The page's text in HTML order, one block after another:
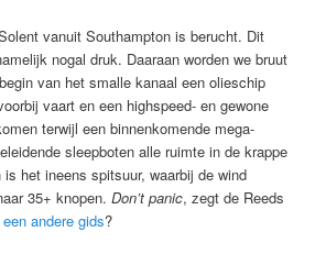
vanuit Southampton is berucht. Dit
nogal druk. Daaraan worden we bruut
van het smalle kanaal een olieschip
vaart en een highspeed- en gewone
terwijl een binnenkomende mega-
sleepboten alle ruimte in de krappe
het ineens spitsuur, waarbij de wind
35+ knopen.Don’t panic, zegt de Reeds
een andere gids?